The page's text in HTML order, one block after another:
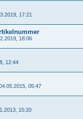
17:21
18:06
12:44
05:47
15:20